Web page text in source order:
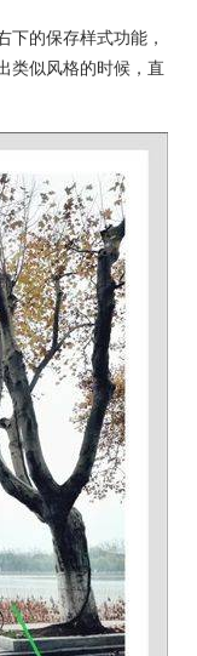
下的保存样式功能，
类似风格的时候，直